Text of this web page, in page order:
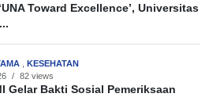
Toward Excellence’, Universitas
KESEHATAN
/ 82 views
Gelar Bakti Sosial Pemeriksaan